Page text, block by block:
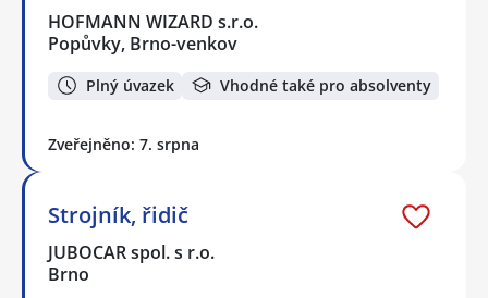
HOFMANN WIZARD s.r.o.
Popůvky, Brno-venkov
Plný úvazek Vhodné také pro absolventy
Zveřejněno: 7. srpna
Strojník, řidič
JUBOCAR spol. s r.o.
Brno